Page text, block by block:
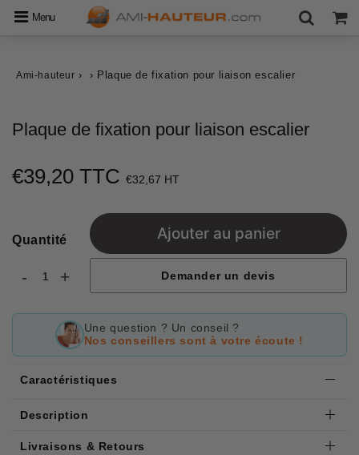
Menu
Ami-hauteur › › Plaque de fixation pour liaison escalier
Plaque de fixation pour liaison escalier
€39,20 TTC €32,67 HT
Quantité
- +
Ajouter au panier
Demander un devis
Une question ? Un conseil ?
Nos conseillers sont à votre écoute !
Caractéristiques
Description
Livraisons & Retours